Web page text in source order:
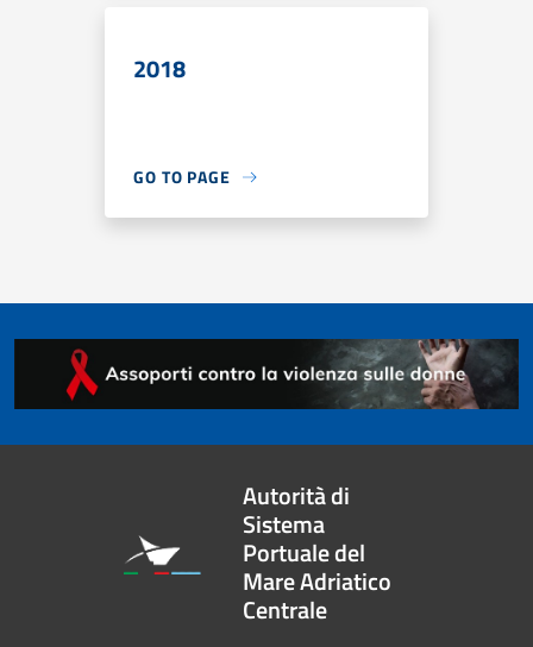
2018
GO TO PAGE
Autorità di
Sistema
Portuale del
Mare Adriatico
Centrale